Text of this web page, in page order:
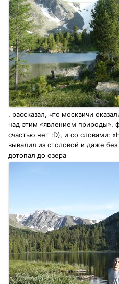
, рассказал, что москвичи
над этим «явлением природы»,
счастью нет :D), и со словами:
вывалил из столовой и даже
дотопал до озера